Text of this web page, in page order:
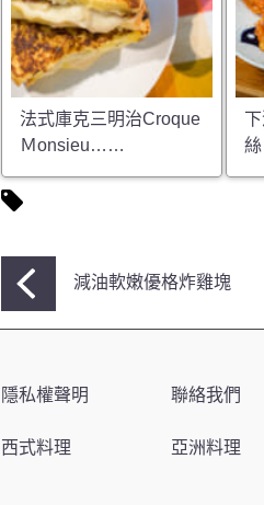
法式庫克三明治Croque
Ｍonsieu……
絲
文
章
覽
減油軟嫩優格炸雞塊
隱私權聲明 聯絡我們
西式料理 亞洲料理